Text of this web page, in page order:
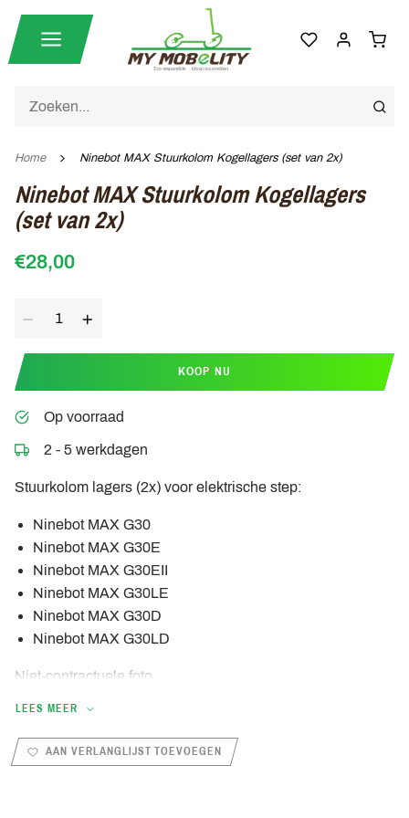
Home Ninebot MAX Stuurkolom Kogellagers (set van 2x)
Ninebot MAX Stuurkolom Kogellagers
(set van 2x)
€28,00
KOOP NU
Op voorraad
2 - 5 werkdagen
Stuurkolom lagers (2x) voor elektrische step:
Ninebot MAX G30
Ninebot MAX G30E
Ninebot MAX G30EII
Ninebot MAX G30LE
Ninebot MAX G30D
Ninebot MAX G30LD
Niet-contractuele foto
LEES MEER
AAN VERLANGLIJST TOEVOEGEN